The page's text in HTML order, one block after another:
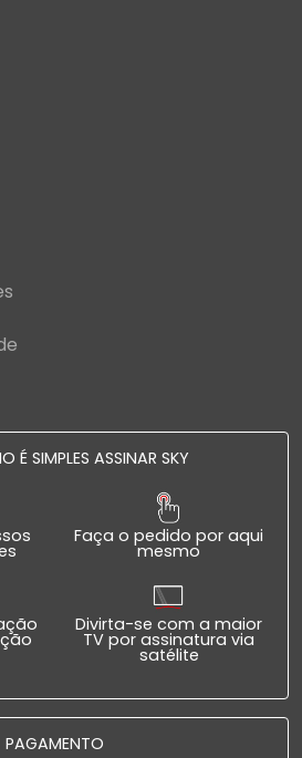
É SIMPLES ASSINAR SKY
Faça o pedido por aqui
mesmo
Divirta-se com a maior
TV por assinatura via
satélite
PAGAMENTO